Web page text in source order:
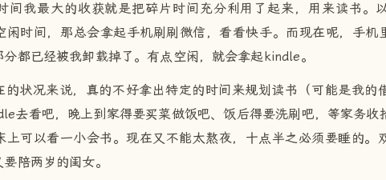
间我最大的收获就是把碎片时间充分利用了起来，用来读书。
闲时间，那总会拿起手机刷刷微信，看看快手。而现在呢，手机
都已经被我卸载掉了。有点空闲，就会拿起kindle。
的状况来说，真的不好拿出特定的时间来规划读书（可能是我的
去看吧，晚上到家得要买菜做饭吧、饭后得要洗刷吧，等家务收
上可以看一小会书。现在又不能太熬夜，十点半之必须要睡的。
陪两岁的闺女。